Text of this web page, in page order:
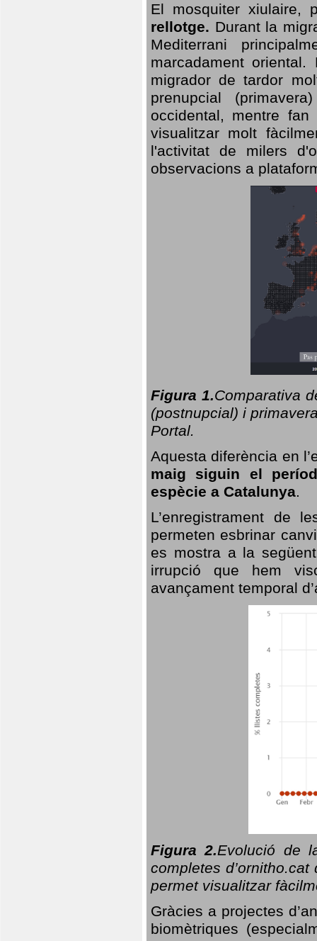
El mosquiter xiulaire,
rellotge. Durant la
Mediterrani
marcadament
migrador de tardor
prenupcial
occidental, mentre
visualitzar molt
l'activitat de milers
observacions a
Figura 1.Comparativa
(postnupcial) i
Portal.
Aquesta diferència en
maig siguin el
espècie a Catalunya.
L’enregistrament de
permeten esbrinar
es mostra a la
irrupció que hem
avançament temporal
Figura 2.Evolució de
completes
permet visualitzar
Gràcies a projectes
biomètriques